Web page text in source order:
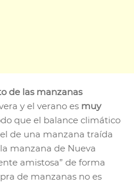
de las manzanas
y el verano es muy
que el balance climático
de una manzana traída
manzana de Nueva
amistosa” de forma
de manzanas no es